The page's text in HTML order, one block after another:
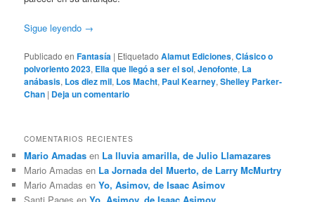
Sigue leyendo →
Publicado en Fantasía | Etiquetado Alamut Ediciones,Clásico o
polvoriento 2023, Ella que llegó a ser el sol,Jenofonte, La
anábasis, Los diez mil, Los Macht, Paul Kearney,Shelley Parker-
Chan | Deja un comentario
COMENTARIOS RECIENTES
Mario Amadas en La lluvia amarilla, de Julio Llamazares
Mario Amadas en La Jornada del Muerto, de Larry McMurtry
Mario Amadas enYo, Asimov, de Isaac Asimov